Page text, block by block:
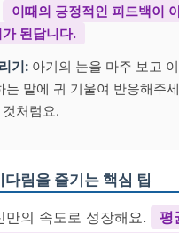
이때의 긍정적인 피드백이
된답니다.
기: 아기의 눈을 마주 보고
는 말에 귀 기울여 반응해주
처럼요.
다림을 즐기는 핵심 팁
만의 속도로 성장해요.
평